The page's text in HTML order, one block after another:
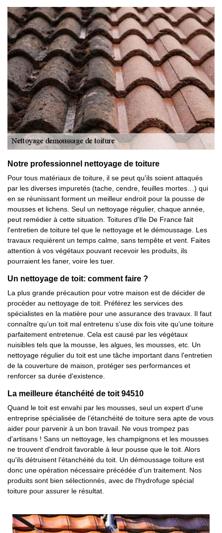
Notre professionnel nettoyage de toiture
Pour tous matériaux de toiture, il se peut qu'ils soient attaqués
par les diverses impuretés (tache, cendre, feuilles mortes…) qui
en se réunissant forment un meilleur endroit pour la pousse de
mousses et lichens. Seul un nettoyage régulier, chaque année,
peut remédier à cette situation. Toitures d'Ile De France fait
l'entretien de toiture tel que le nettoyage et le démoussage. Les
travaux requièrent un temps calme, sans tempête et vent. Faites
attention à vos végétaux pouvant recevoir les produits, ils
pourraient les faner, voire les tuer.
Un nettoyage de toit: comment faire ?
La plus grande précaution pour votre maison est de décider de
procéder au nettoyage de toit. Préférez les services des
spécialistes en la matière pour une assurance des travaux. Il faut
connaître qu’un toit mal entretenu s‘use dix fois vite qu’une toiture
parfaitement entretenue. Cela est causé par les végétaux
nuisibles tels que la mousse, les algues, les mousses, etc. Un
nettoyage régulier du toit est une tâche important dans l'entretien
de la couverture de maison, protéger ses performances et
renforcer sa durée d'existence.
La meilleure étanchéité de toit 94510
Quand le toit est envahi par les mousses, seul un expert d'une
entreprise spécialisée de l’étanchéité de toiture sera apte de vous
aider pour parvenir à un bon travail. Ne vous trompez pas
d'artisans ! Sans un nettoyage, les champignons et les mousses
ne trouvent d'endroit favorable à leur pousse que le toit. Alors
qu'ils détruisent l’étanchéité du toit. Un démoussage toiture est
donc une opération nécessaire précédée d’un traitement. Nos
produits sont bien sélectionnés, avec de l'hydrofuge spécial
toiture pour assurer le résultat.